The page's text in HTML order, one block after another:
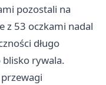
pozostali na
z 53 oczkami nadal
długo
rywala.